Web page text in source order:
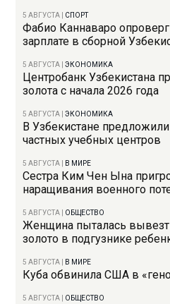
5 АВГУСТА СПОРТ
Фабио Каннаваро
зарплате в сборной
5 АВГУСТА |ЭКОНОМИКА
Центробанк Узбекистана
золота с начала 2026 года
5 АВГУСТА |ЭКОНОМИКА
В Узбекистане
частных учебных центров
5 АВГУСТА В МИРЕ
Сестра Ким Чен Ына
наращивания военного
5 АВГУСТА ОБЩЕСТВО
Женщина пыталась
золото в подгузнике
5 АВГУСТА В МИРЕ
Куба обвинила США в
5 АВГУСТА ОБЩЕСТВО